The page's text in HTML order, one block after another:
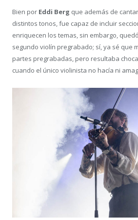
Bien por Eddi Berg que además de
distintos tonos, fue capaz de incluir
enriquecen los temas, sin embargo,
segundo violín pregrabado; sí, ya sé que
partes pregrabadas, pero resultaba
cuando el único violinista no hacía ni